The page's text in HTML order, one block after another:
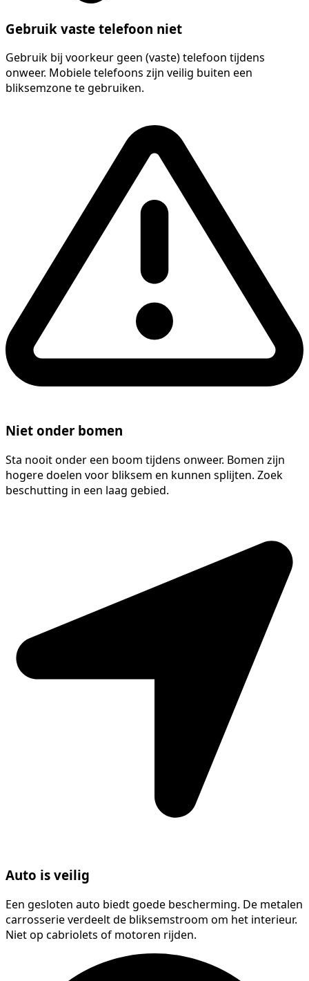
Gebruik vaste telefoon niet
Gebruik bij voorkeur geen (vaste) telefoon tijdens
onweer. Mobiele telefoons zijn veilig buiten een
bliksemzone te gebruiken.
Niet onder bomen
Sta nooit onder een boom tijdens onweer. Bomen zijn
hogere doelen voor bliksem en kunnen splijten. Zoek
beschutting in een laag gebied.
Auto is veilig
Een gesloten auto biedt goede bescherming. De metalen
carrosserie verdeelt de bliksemstroom om het interieur.
Niet op cabriolets of motoren rijden.